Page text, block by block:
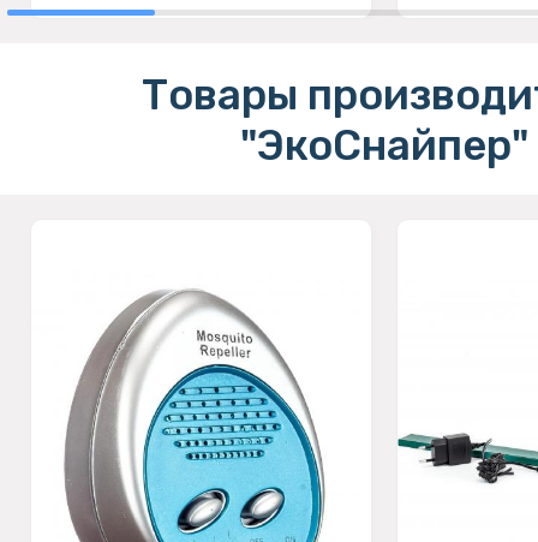
Товары
"ЭкоСнайпер"